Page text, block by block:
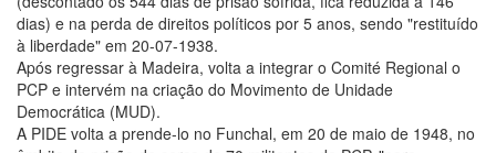
dias) e na perda de direitos políticos por 5 anos, sendo "restituído
à liberdade" em 20-07-1938.
Após regressar à Madeira, volta a integrar o Comité Regional o
PCP e intervém na criação do Movimento de Unidade
Democrática (MUD).
A PIDE volta a prende-lo no Funchal, em 20 de maio de 1948, no